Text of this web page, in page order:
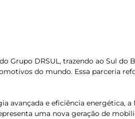
Grupo DRSUL, trazendo ao Sul
do mundo. Essa parceria
avançada e eficiência
uma nova geração de